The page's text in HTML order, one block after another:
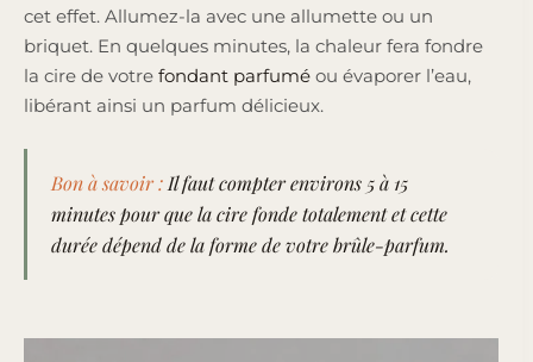
cet effet. Allumez-la avec une allumette ou un
briquet. En quelques minutes, la chaleur fera fondre
la cire de votre fondant parfumé ou évaporer l’eau,
libérant ainsi un parfum délicieux.
Bon à savoir : Il faut compter environs 5 à 15
minutes pour que la cire fonde totalement et cette
durée dépend de la forme de votre brûle-parfum.